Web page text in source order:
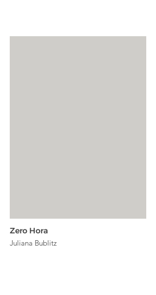
Zero Hora
Juliana Bublitz